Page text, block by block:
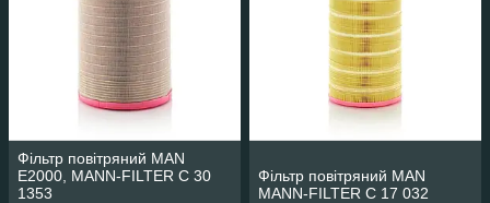
Фільтр повітряний MAN
E2000, MANN-FILTER C 30
1353
Фільтр повітряний MAN
MANN-FILTER C 17 032